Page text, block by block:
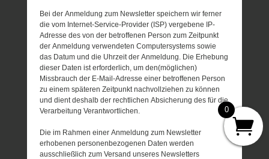
Bei der Anmeldung zum Newsletter speichern wir ferner
die vom Internet-Service-Provider (ISP) vergebene IP-
Adresse des von der betroffenen Person zum Zeitpunkt
der Anmeldung verwendeten Computersystems sowie
das Datum und die Uhrzeit der Anmeldung. Die Erhebung
dieser Daten ist erforderlich, um den(möglichen)
Missbrauch der E-Mail-Adresse einer betroffenen Person
zu einem späteren Zeitpunkt nachvollziehen zu können
und dient deshalb der rechtlichen Absicherung des für die
Verarbeitung Verantwortlichen.
Die im Rahmen einer Anmeldung zum Newsletter
erhobenen personenbezogenen Daten werden
ausschließlich zum Versand unseres Newsletters
0